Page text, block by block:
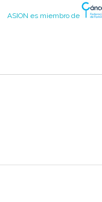
ASION es miembro de